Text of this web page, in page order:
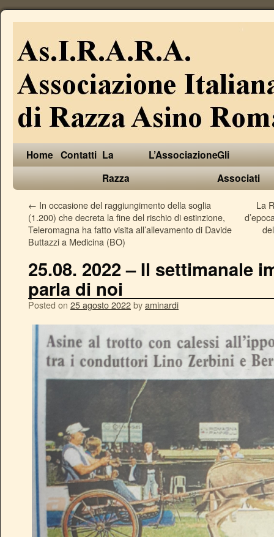
Home Contatti La
Razza
L’AssociazioneGli
Associati
← In occasione del raggiungimento della soglia
(1.200) che decreta la fine del rischio di estinzione,
Teleromagna ha fatto visita all’allevamento di Davide
Buttazzi a Medicina (BO)
La
25.08. 2022 – Il settimanale
parla di noi
Posted on 25 agosto 2022byaminardi